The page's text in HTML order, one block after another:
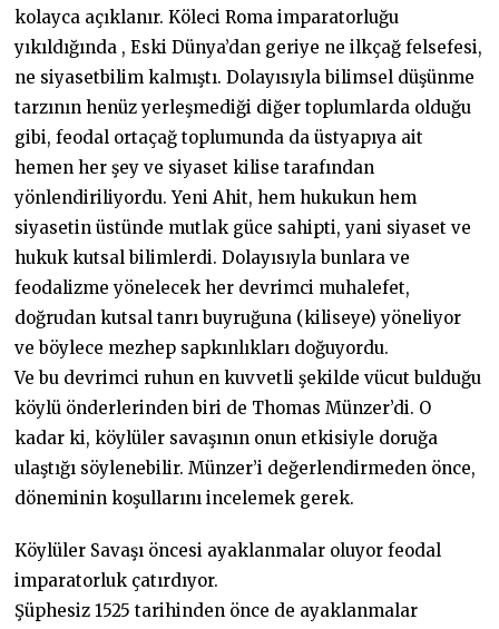
kolayca açıklanır. Köleci Roma imparatorluğu
yıkıldığında , Eski Dünya’dan geriye ne ilkçağ felsefesi,
ne siyasetbilim kalmıştı. Dolayısıyla bilimsel düşünme
tarzının henüz yerleşmediği diğer toplumlarda olduğu
gibi, feodal ortaçağ toplumunda da üstyapıya ait
hemen her şey ve siyaset kilise tarafından
yönlendiriliyordu. Yeni Ahit, hem hukukun hem
siyasetin üstünde mutlak güce sahipti, yani siyaset ve
hukuk kutsal bilimlerdi. Dolayısıyla bunlara ve
feodalizme yönelecek her devrimci muhalefet,
doğrudan kutsal tanrı buyruğuna (kiliseye) yöneliyor
ve böylece mezhep sapkınlıkları doğuyordu.
Ve bu devrimci ruhun en kuvvetli şekilde vücut bulduğu
köylü önderlerinden biri de Thomas Münzer’di. O
kadar ki, köylüler savaşının onun etkisiyle doruğa
ulaştığı söylenebilir. Münzer’i değerlendirmeden önce,
döneminin koşullarını incelemek gerek.
Köylüler Savaşı öncesi ayaklanmalar oluyor feodal
imparatorluk çatırdıyor.
Şüphesiz 1525 tarihinden önce de ayaklanmalar